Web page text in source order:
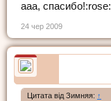
ааа, спасибо!:rose:
24 чер 2009
Цитата від Зимняя: ↑